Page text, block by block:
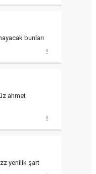
bunları
ahmet
yenilik şart